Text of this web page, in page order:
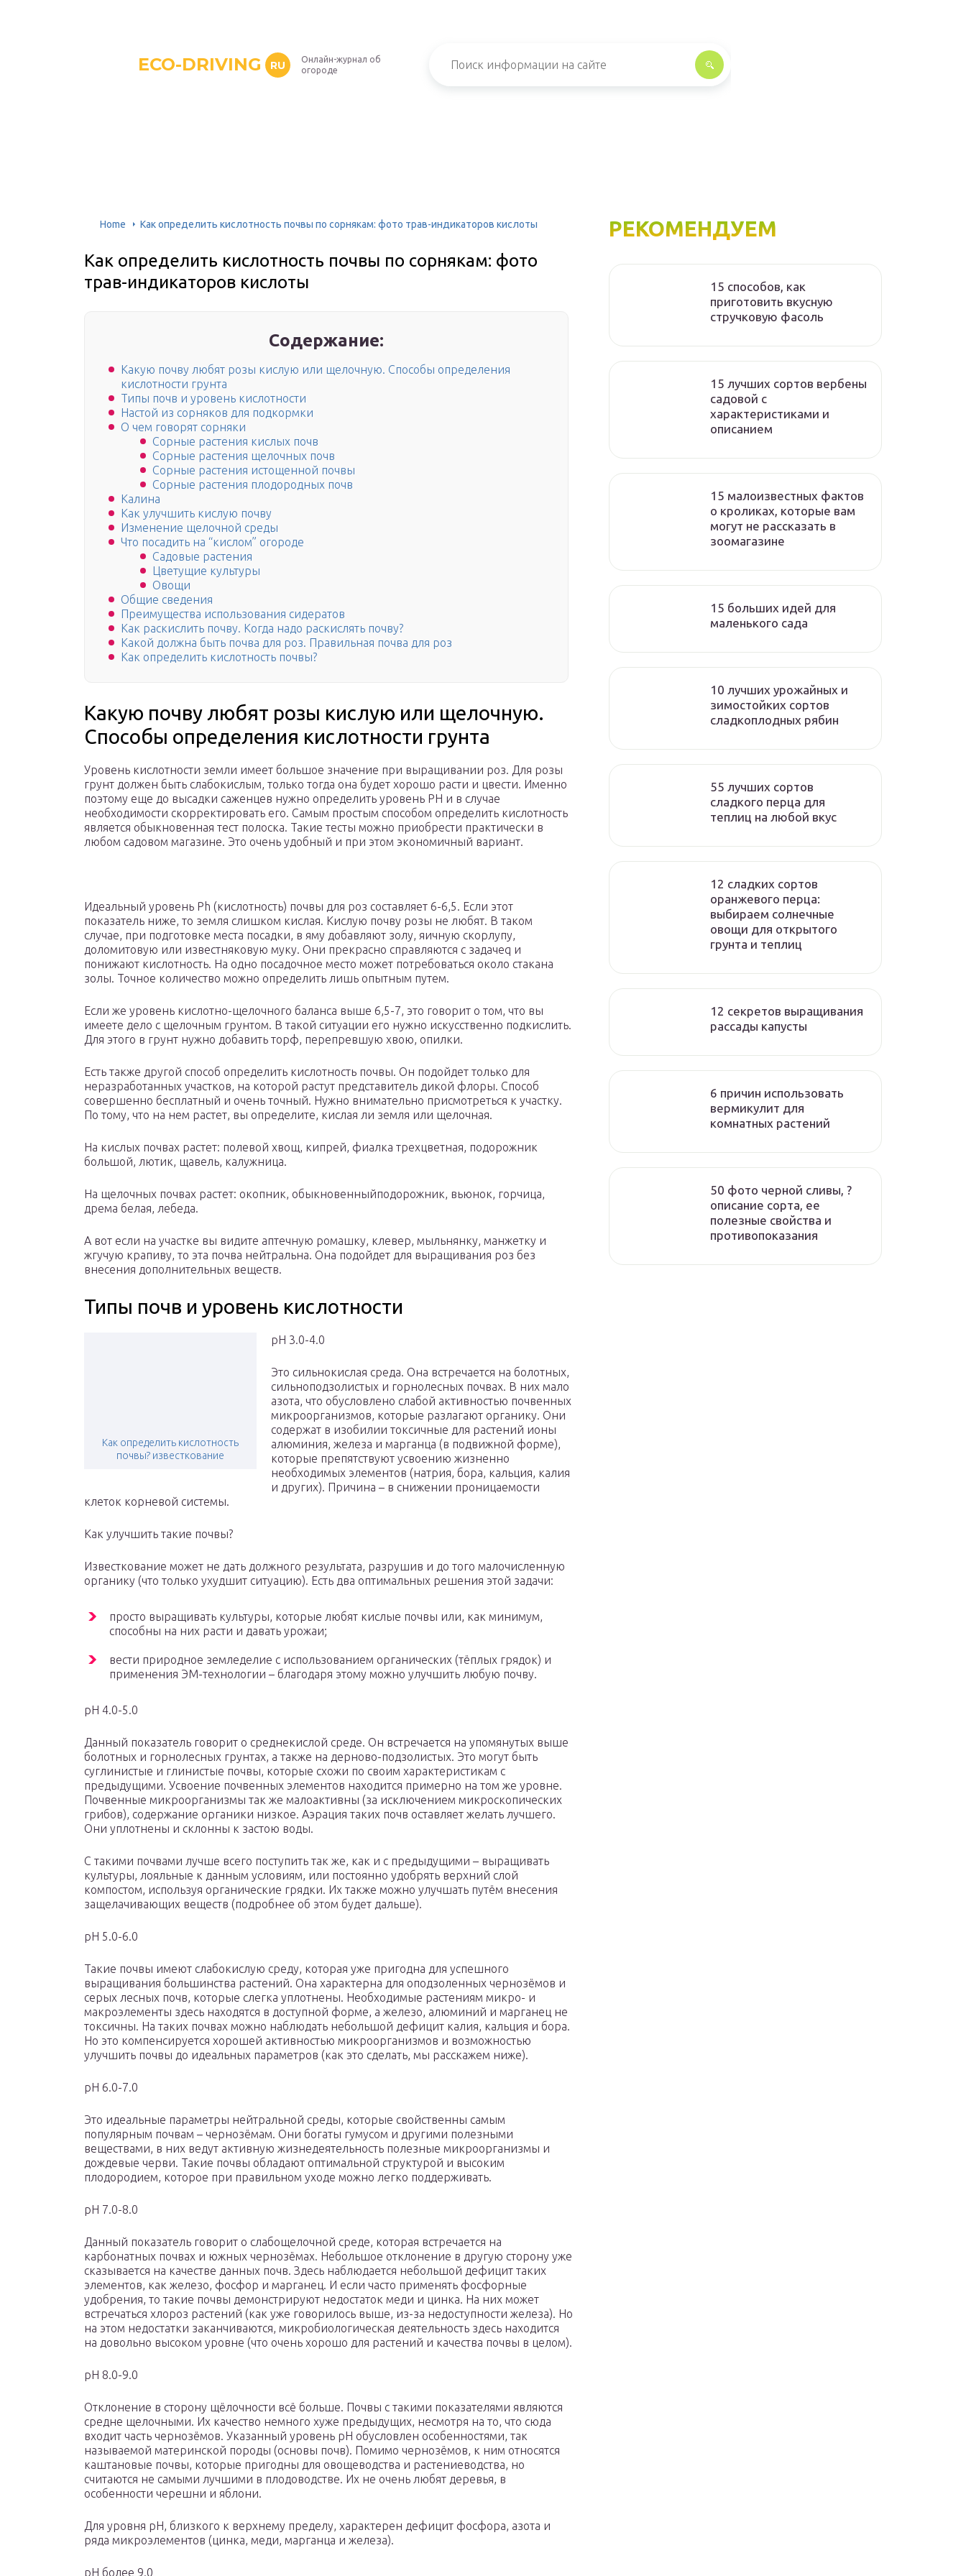
ECO-DRIVING RU
Онлайн-журнал об
огороде
Home Как определить кислотность почвы по сорнякам: фото трав-индикаторов кислоты
Как определить кислотность почвы по сорнякам: фото
трав-индикаторов кислоты
Содержание:
Какую почву любят розы кислую или щелочную. Способы определения
кислотности грунта
Типы почв и уровень кислотности
Настой из сорняков для подкормки
О чем говорят сорняки
Сорные растения кислых почв
Сорные растения щелочных почв
Сорные растения истощенной почвы
Сорные растения плодородных почв
Калина
Как улучшить кислую почву
Изменение щелочной среды
Что посадить на “кислом” огороде
Садовые растения
Цветущие культуры
Овощи
Общие сведения
Преимущества использования сидератов
Как раскислить почву. Когда надо раскислять почву?
Какой должна быть почва для роз. Правильная почва для роз
Как определить кислотность почвы?
Какую почву любят розы кислую или щелочную.
Способы определения кислотности грунта
Уровень кислотности земли имеет большое значение при выращивании роз. Для розы
грунт должен быть слабокислым, только тогда она будет хорошо расти и цвести. Именно
поэтому еще до высадки саженцев нужно определить уровень PH и в случае
необходимости скорректировать его. Самым простым способом определить кислотность
является обыкновенная тест полоска. Такие тесты можно приобрести практически в
любом садовом магазине. Это очень удобный и при этом экономичный вариант.
Идеальный уровень Ph (кислотность) почвы для роз составляет 6-6,5. Если этот
показатель ниже, то земля слишком кислая. Кислую почву розы не любят. В таком
случае, при подготовке места посадки, в яму добавляют золу, яичную скорлупу,
доломитовую или известняковую муку. Они прекрасно справляются с задачеq и
понижают кислотность. На одно посадочное место может потребоваться около стакана
золы. Точное количество можно определить лишь опытным путем.
Если же уровень кислотно-щелочного баланса выше 6,5-7, это говорит о том, что вы
имеете дело с щелочным грунтом. В такой ситуации его нужно искусственно подкислить.
Для этого в грунт нужно добавить торф, перепревшую хвою, опилки.
Есть также другой способ определить кислотность почвы. Он подойдет только для
неразработанных участков, на которой растут представитель дикой флоры. Способ
совершенно бесплатный и очень точный. Нужно внимательно присмотреться к участку.
По тому, что на нем растет, вы определите, кислая ли земля или щелочная.
На кислых почвах растет: полевой хвощ, кипрей, фиалка трехцветная, подорожник
большой, лютик, щавель, калужница.
На щелочных почвах растет: окопник, обыкновенныйподорожник, вьюнок, горчица,
дрема белая, лебеда.
А вот если на участке вы видите аптечную ромашку, клевер, мыльнянку, манжетку и
жгучую крапиву, то эта почва нейтральна. Она подойдет для выращивания роз без
внесения дополнительных веществ.
Типы почв и уровень кислотности
Как определить кислотность
почвы? известкование
pH 3.0-4.0
Это сильнокислая среда. Она встречается на болотных,
сильноподзолистых и горнолесных почвах. В них мало
азота, что обусловлено слабой активностью почвенных
микроорганизмов, которые разлагают органику. Они
содержат в изобилии токсичные для растений ионы
алюминия, железа и марганца (в подвижной форме),
которые препятствуют усвоению жизненно
необходимых элементов (натрия, бора, кальция, калия
и других). Причина – в снижении проницаемости
клеток корневой системы.
Как улучшить такие почвы?
Известкование может не дать должного результата, разрушив и до того малочисленную
органику (что только ухудшит ситуацию). Есть два оптимальных решения этой задачи:
просто выращивать культуры, которые любят кислые почвы или, как минимум,
способны на них расти и давать урожаи;
вести природное земледелие с использованием органических (тёплых грядок) и
применения ЭМ-технологии – благодаря этому можно улучшить любую почву.
pH 4.0-5.0
Данный показатель говорит о среднекислой среде. Он встречается на упомянутых выше
болотных и горнолесных грунтах, а также на дерново-подзолистых. Это могут быть
суглинистые и глинистые почвы, которые схожи по своим характеристикам с
предыдущими. Усвоение почвенных элементов находится примерно на том же уровне.
Почвенные микроорганизмы так же малоактивны (за исключением микроскопических
грибов), содержание органики низкое. Аэрация таких почв оставляет желать лучшего.
Они уплотнены и склонны к застою воды.
С такими почвами лучше всего поступить так же, как и с предыдущими – выращивать
культуры, лояльные к данным условиям, или постоянно удобрять верхний слой
компостом, используя органические грядки. Их также можно улучшать путём внесения
защелачивающих веществ (подробнее об этом будет дальше).
pH 5.0-6.0
Такие почвы имеют слабокислую среду, которая уже пригодна для успешного
выращивания большинства растений. Она характерна для оподзоленных чернозёмов и
серых лесных почв, которые слегка уплотнены. Необходимые растениям микро- и
макроэлементы здесь находятся в доступной форме, а железо, алюминий и марганец не
токсичны. На таких почвах можно наблюдать небольшой дефицит калия, кальция и бора.
Но это компенсируется хорошей активностью микроорганизмов и возможностью
улучшить почвы до идеальных параметров (как это сделать, мы расскажем ниже).
pH 6.0-7.0
Это идеальные параметры нейтральной среды, которые свойственны самым
популярным почвам – чернозёмам. Они богаты гумусом и другими полезными
веществами, в них ведут активную жизнедеятельность полезные микроорганизмы и
дождевые черви. Такие почвы обладают оптимальной структурой и высоким
плодородием, которое при правильном уходе можно легко поддерживать.
pH 7.0-8.0
Данный показатель говорит о слабощелочной среде, которая встречается на
карбонатных почвах и южных чернозёмах. Небольшое отклонение в другую сторону уже
сказывается на качестве данных почв. Здесь наблюдается небольшой дефицит таких
элементов, как железо, фосфор и марганец. И если часто применять фосфорные
удобрения, то такие почвы демонстрируют недостаток меди и цинка. На них может
встречаться хлороз растений (как уже говорилось выше, из-за недоступности железа). Но
на этом недостатки заканчиваются, микробиологическая деятельность здесь находится
на довольно высоком уровне (что очень хорошо для растений и качества почвы в целом).
pH 8.0-9.0
Отклонение в сторону щёлочности всё больше. Почвы с такими показателями являются
средне щелочными. Их качество немного хуже предыдущих, несмотря на то, что сюда
входит часть чернозёмов. Указанный уровень pH обусловлен особенностями, так
называемой материнской породы (основы почв). Помимо чернозёмов, к ним относятся
каштановые почвы, которые пригодны для овощеводства и растениеводства, но
считаются не самыми лучшими в плодоводстве. Их не очень любят деревья, в
особенности черешни и яблони.
Для уровня pH, близкого к верхнему пределу, характерен дефицит фосфора, азота и
ряда микроэлементов (цинка, меди, марганца и железа).
pH более 9.0
РЕКОМЕНДУЕМ
15 способов, как
приготовить вкусную
стручковую фасоль
15 лучших сортов вербены
садовой с
характеристиками и
описанием
15 малоизвестных фактов
о кроликах, которые вам
могут не рассказать в
зоомагазине
15 больших идей для
маленького сада
10 лучших урожайных и
зимостойких сортов
сладкоплодных рябин
55 лучших сортов
сладкого перца для
теплиц на любой вкус
12 сладких сортов
оранжевого перца:
выбираем солнечные
овощи для открытого
грунта и теплиц
12 секретов выращивания
рассады капусты
6 причин использовать
вермикулит для
комнатных растений
50 фото черной сливы, ?
описание сорта, ее
полезные свойства и
противопоказания